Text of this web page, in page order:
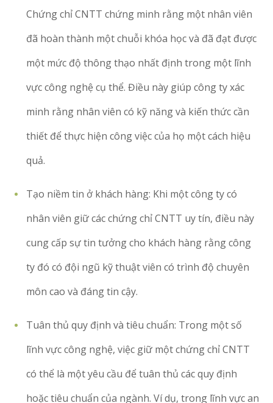
Chứng chỉ CNTT chứng minh rằng một nhân viên
đã hoàn thành một chuỗi khóa học và đã đạt được
một mức độ thông thạo nhất định trong một lĩnh
vực công nghệ cụ thể. Điều này giúp công ty xác
minh rằng nhân viên có kỹ năng và kiến thức cần
thiết để thực hiện công việc của họ một cách hiệu
quả.
Tạo niềm tin ở khách hàng: Khi một công ty có
nhân viên giữ các chứng chỉ CNTT uy tín, điều này
cung cấp sự tin tưởng cho khách hàng rằng công
ty đó có đội ngũ kỹ thuật viên có trình độ chuyên
môn cao và đáng tin cậy.
Tuân thủ quy định và tiêu chuẩn: Trong một số
lĩnh vực công nghệ, việc giữ một chứng chỉ CNTT
có thể là một yêu cầu để tuân thủ các quy định
hoặc tiêu chuẩn của ngành. Ví dụ, trong lĩnh vực an